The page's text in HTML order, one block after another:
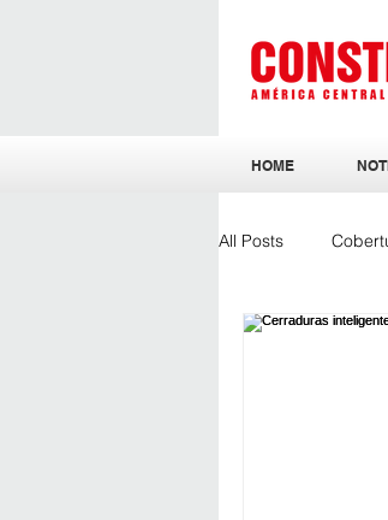
HOME
All Posts